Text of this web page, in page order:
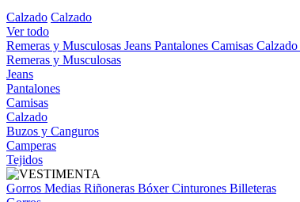
Calzado Calzado
Ver todo
Remeras y Musculosas Jeans Pantalones Camisas Calzado
Remeras y Musculosas
Jeans
Pantalones
Camisas
Calzado
Buzos y Canguros
Camperas
Tejidos
Gorros Medias Riñoneras BóxerCinturones Billeteras